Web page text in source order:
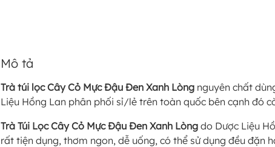
Mô tả
Trà túi lọc Cây Cỏ Mực Đậu Đen Xanh Lòng nguyên chất
Liệu Hồng Lan phân phối sỉ/lẻ trên toàn quốc bên cạnh đó
Trà Túi Lọc Cây Cỏ Mực Đậu Đen Xanh Lòng do Dược Liệu
rất tiện dụng, thơm ngon, dễ uống, có thể sử dụng đều đặn